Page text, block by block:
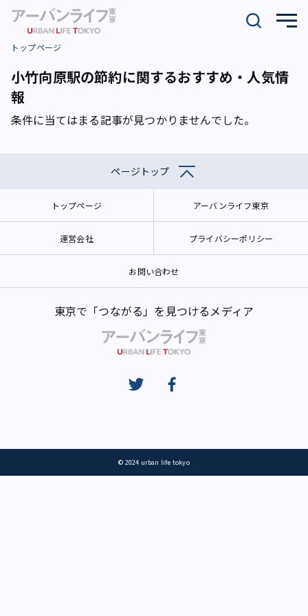
トップページ
小竹向原駅の節約に関するおすすめ・人気情
報
条件に当てはまる記事が見つかりませんでした。
ページトップ
トップページ アーバンライフ東京
運営会社 プライバシーポリシー
お問い合わせ
東京で「つながる」を見つけるメディア
© 2024 urban life tokyo